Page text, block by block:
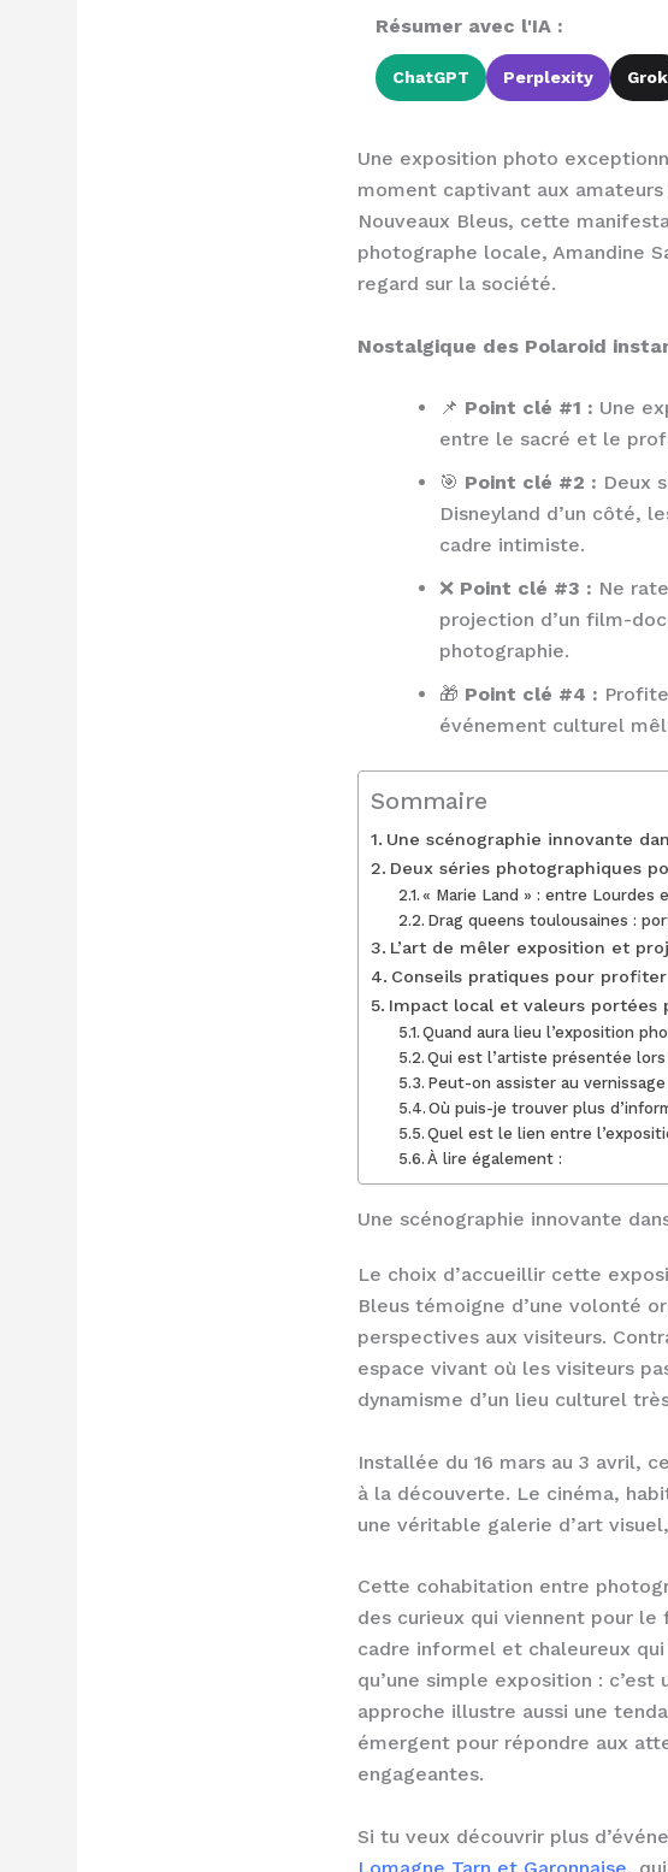
Résumer avec l'IA :
ChatGPT Perplexity Grok
Une exposition photo
moment captivant aux
Nouveaux Bleus, cette
photographe locale, Amandine
regard sur la société.
Nostalgique des Polaroid
📌 Point clé #1 : Une
entre le sacré et le
🎯 Point clé #2 : Deux
Disneyland d’un côté,
cadre intimiste.
❌ Point clé #3 : Ne
projection d’un film-
photographie.
🎁 Point clé #4 :
événement culturel
Sommaire
Une scénographie innovante
Deux séries photographiques
« Marie Land » : entre Lourdes
Drag queens toulousaines :
L’art de mêler exposition et
Conseils pratiques pour
Impact local et valeurs portées
Quand aura lieu l’exposition
Qui est l’artiste présentée
Peut-on assister au
Où puis-je trouver plus
Quel est le lien entre
À lire également :
Une scénographie innovante
Le choix d’accueillir cette
Bleus témoigne d’une volonté
perspectives aux visiteurs.
espace vivant où les visiteurs
dynamisme d’un lieu culturel
Installée du 16 mars au 3 avril,
à la découverte. Le cinéma,
une véritable galerie d’art
Cette cohabitation entre
des curieux qui viennent pour
cadre informel et chaleureux
qu’une simple exposition :
approche illustre aussi une
émergent pour répondre aux
engageantes.
Si tu veux découvrir plus